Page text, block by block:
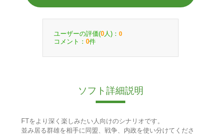
ユーザーの評価(0 人)： 0
コメント： 0件
ソフト詳細説明
FTをより深く楽しみたい人向けのシナリオです。
並み居る群雄を相手に同盟、戦争、内政を使い分けてくださ